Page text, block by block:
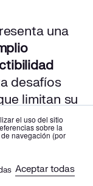
el uso del sitio
sobre la
navegación (por
Aceptar todas
una
desafíos
limitan su
Su
será
y